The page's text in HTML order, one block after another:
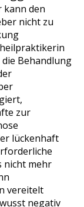
den
nicht zu
Behandlung
zur
lückenhaft
nicht mehr
vereitelt
negativ